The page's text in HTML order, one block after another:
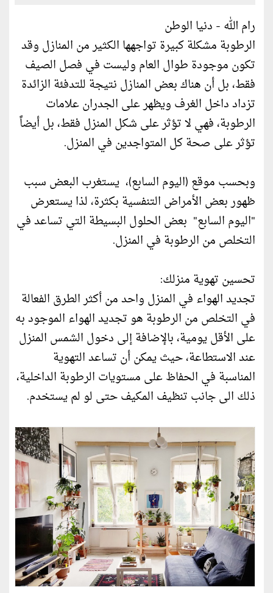
رام الله - دنيا الوطن
الرطوبة مشكلة كبيرة تواجهها الكثير من المنازل وقد
تكون موجودة طوال العام وليست في فصل الصيف
فقط، بل أن هناك بعض المنازل نتيجة للتدفئة الزائدة
تزداد داخل الغرف ويظهر على الجدران علامات
الرطوبة، فهي لا تؤثر على شكل المنزل فقط، ‏بل أيضاً
تؤثر على صحة كل المتواجدين في المنزل.
وبحسب موقع (اليوم السابع)، يستغرب البعض سبب
ظهور ‏بعض الأمراض التنفسية بكثرة، لذا يستعرض
"اليوم السابع" بعض الحلول البسيطة التي تساعد في
التخلص ‏من الرطوبة في المنزل.
تحسين تهوية منزلك:
تجديد الهواء في المنزل واحد من أكثر الطرق الفعالة
في التخلص من الرطوبة هو تجديد ‏الهواء الموجود به
على الأقل يومية، بالإضافة إلى دخول الشمس المنزل
عند الاستطاعة، ‏حيث يمكن أن تساعد التهوية
المناسبة في الحفاظ على مستويات الرطوبة الداخلية،
ذلك ‏الى جانب تنظيف المكيف حتى لو لم يستخدم.‏